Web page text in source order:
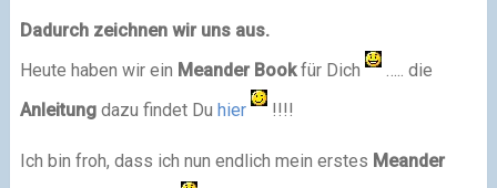
Dadurch zeichnen wir uns aus.
Heute haben wir ein Meander Bookfür Dich
….. die
Anleitung dazu findet Du hier !!!!
Ich bin froh, dass ich nun endlich mein erstes Meander